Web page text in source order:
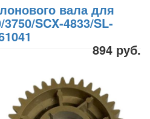
вала для
SCX-4833/SL-
894 руб.